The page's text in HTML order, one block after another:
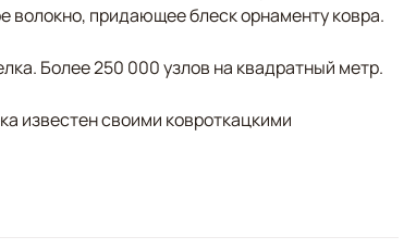
волокно, придающее блеск орнаменту ковра.
Более 250 000 узлов на квадратный метр.
известен своими ковроткацкими